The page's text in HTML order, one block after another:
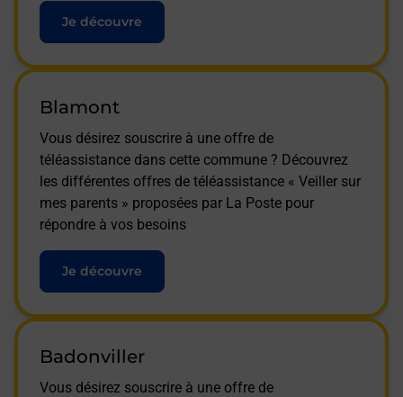
Je découvre
Blamont
Vous désirez souscrire à une offre de
téléassistance dans cette commune ? Découvrez
les différentes offres de téléassistance « Veiller sur
mes parents » proposées par La Poste pour
répondre à vos besoins
Je découvre
Badonviller
Vous désirez souscrire à une offre de